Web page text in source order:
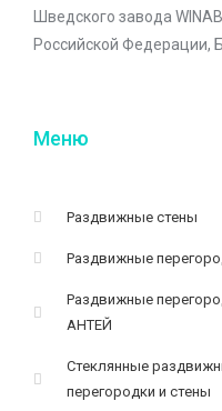
Шведского завода
Российской Федерации,
Меню
Раздвижные стены
Раздвижные
Раздвижные
АНТЕЙ
Стеклянные
перегородки и стены